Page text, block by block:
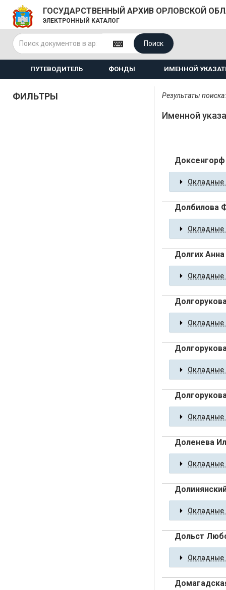
ГОСУДАРСТВЕННЫЙ АРХИВ ОРЛОВСКОЙ
ЭЛЕКТРОННЫЙ КАТАЛОГ
Поиск
ПУТЕВОДИТЕЛЬ ФОНДЫ ИМЕННОЙ
ФИЛЬТРЫ Результаты
Именной
Окладные
Долбилова
Окладные
Долгих
Окладные
Окладные
Окладные
Окладные
Доленева
Окладные
Окладные
Дольст
Окладные